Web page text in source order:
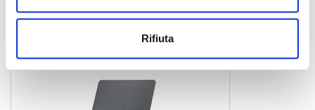
Rifiuta